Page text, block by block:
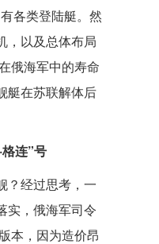
各类登陆艇。然
，以及总体布局
俄海军中的寿命
艇在苏联解体后
连”号
？经过思考，一
实，俄海军司令
本，因为造价昂